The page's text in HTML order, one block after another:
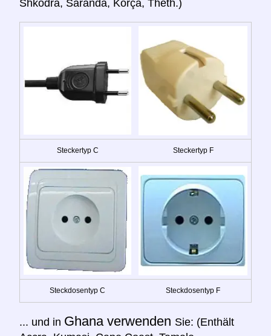
Shkodra, Saranda, Korça, Theth.)
Steckertyp C Steckertyp F
Steckdosentyp C Steckdosentyp F
... und in Ghana verwenden Sie: (Enthält